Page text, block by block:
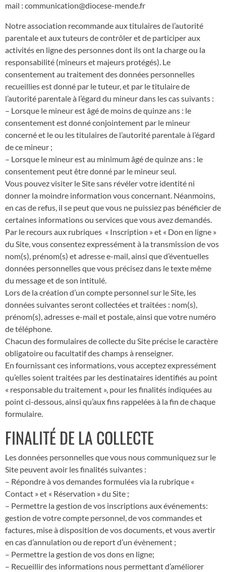
mail : communication@diocese-mende.fr
Notre association recommande aux titulaires de l’autorité
parentale et aux tuteurs de contrôler et de participer aux
activités en ligne des personnes dont ils ont la charge ou la
responsabilité (mineurs et majeurs protégés). Le
consentement au traitement des données personnelles
recueillies est donné par le tuteur, et par le titulaire de
l’autorité parentale à l’égard du mineur dans les cas suivants :
– Lorsque le mineur est âgé de moins de quinze ans : le
consentement est donné conjointement par le mineur
concerné et le ou les titulaires de l’autorité parentale à l’égard
de ce mineur ;
– Lorsque le mineur est au minimum âgé de quinze ans : le
consentement peut être donné par le mineur seul.
Vous pouvez visiter le Site sans révéler votre identité ni
donner la moindre information vous concernant. Néanmoins,
en cas de refus, il se peut que vous ne puissiez pas bénéficier de
certaines informations ou services que vous avez demandés.
Par le recours aux rubriques « Inscription » et « Don en ligne »
du Site, vous consentez expressément à la transmission de vos
nom(s), prénom(s) et adresse e-mail, ainsi que d’éventuelles
données personnelles que vous précisez dans le texte même
du message et de son intitulé.
Lors de la création d’un compte personnel sur le Site, les
données suivantes seront collectées et traitées : nom(s),
prénom(s), adresses e-mail et postale, ainsi que votre numéro
de téléphone.
Chacun des formulaires de collecte du Site précise le caractère
obligatoire ou facultatif des champs à renseigner.
En fournissant ces informations, vous acceptez expressément
qu’elles soient traitées par les destinataires identifiés au point
« responsable du traitement », pour les finalités indiquées au
point ci-dessous, ainsi qu’aux fins rappelées à la fin de chaque
formulaire.
FINALITÉ DE LA COLLECTE
Les données personnelles que vous nous communiquez sur le
Site peuvent avoir les finalités suivantes :
– Répondre à vos demandes formulées via la rubrique «
Contact » et « Réservation » du Site ;
– Permettre la gestion de vos inscriptions aux événements:
gestion de votre compte personnel, de vos commandes et
factures, mise à disposition de vos documents, et vous avertir
en cas d’annulation ou de report d’un évènement ;
– Permettre la gestion de vos dons en ligne;
– Recueillir des informations nous permettant d’améliorer